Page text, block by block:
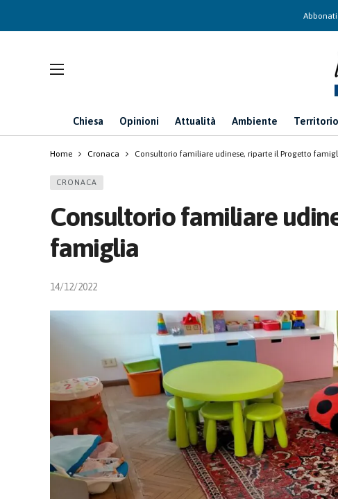
Chiesa Opinioni Attualità Ambiente Territorio
Home Cronaca Consultorio familiare udinese, riparte il Progetto
CRONACA
Consultorio familiare
famiglia
14/12/2022